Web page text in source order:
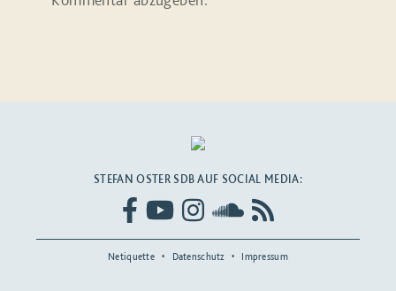
STEFAN OSTER SDB AUF SOCIAL MEDIA:
Netiquette Datenschutz Impressum